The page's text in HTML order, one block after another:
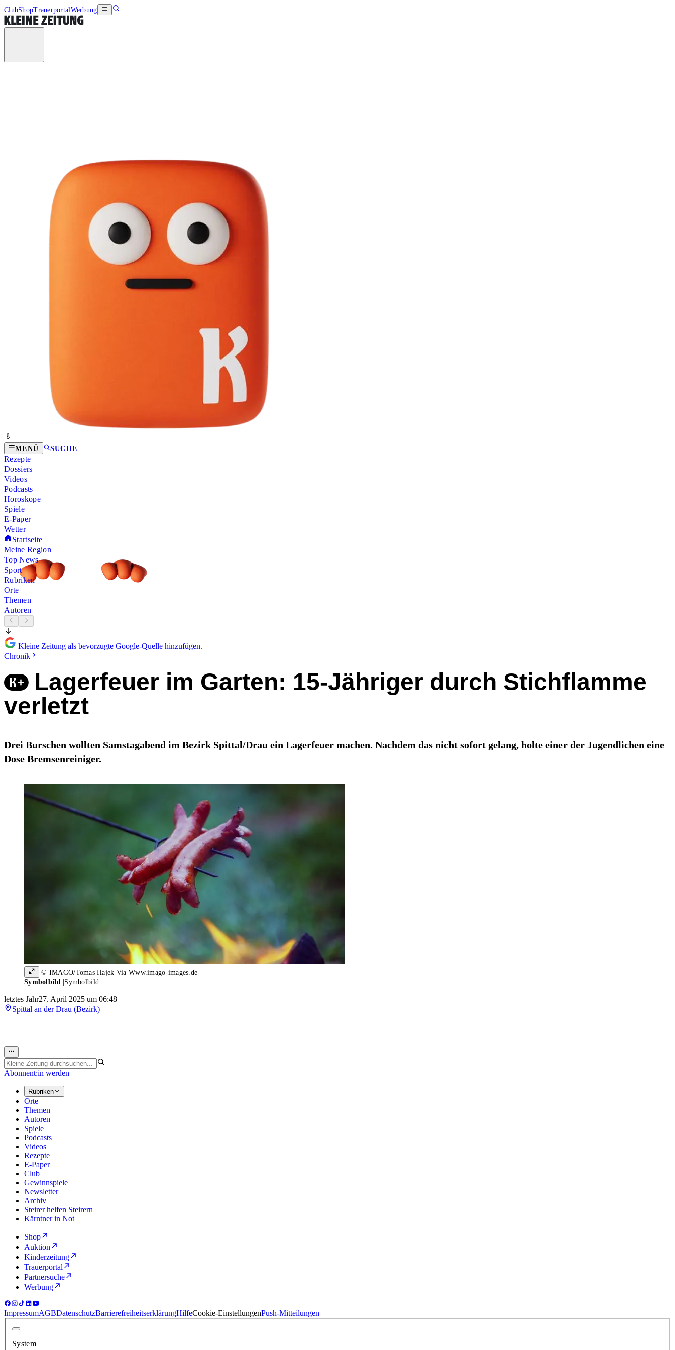
ClubShopTrauerportalWerbung
MENÜ SUCHE
Rezepte
Dossiers
Videos
Podcasts
Horoskope
Spiele
E-Paper
Wetter
Startseite
Meine Region
Top News
Sport
Rubriken
Orte
Themen
Autoren
Kleine Zeitung als bevorzugte Google-Quelle hinzufügen.
Chronik
Lagerfeuer im Garten: 15-Jähriger durch Stichflamme
verletzt
Drei Burschen wollten Samstagabend im Bezirk Spittal/Drau ein Lagerfeuer machen. Nachdem das nicht sofort gelang, holte einer der Jugendlichen eine
Dose Bremsenreiniger.
© IMAGO/Tomas Hajek Via Www.imago-images.de
Symbolbild Symbolbild
letztes Jahr27. April 2025 um 06:48
Spittal an der Drau (Bezirk)
Abonnent:in werden
Rubriken
Orte
Themen
Autoren
Spiele
Podcasts
Videos
Rezepte
E-Paper
Club
Gewinnspiele
Newsletter
Archiv
Steirer helfen Steirern
Kärntner in Not
Shop
Auktion
Kinderzeitung
Trauerportal
Partnersuche
Werbung
ImpressumAGBDatenschutzBarrierefreiheitserklärungHilfeCookie-EinstellungenPush-Mitteilungen
System